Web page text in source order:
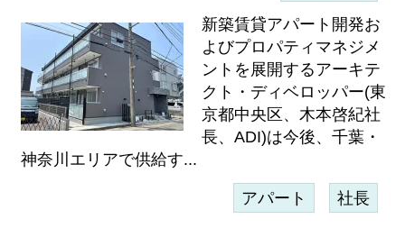
新築賃貸アパート開発お
よびプロパティマネジメ
ントを展開するアーキテ
クト・ディベロッパー(東
京都中央区、木本啓紀社
長、ADI)は今後、千葉・
神奈川エリアで供給す...
アパート 社長